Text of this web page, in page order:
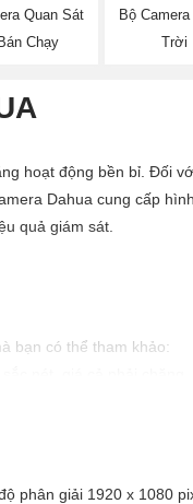
Quan Sát
Chạy
Bộ Camera
Trời
hoạt động bền bỉ. Đối
Dahua cung cấp
quả giám sát.
bạn có thể tham khảo:
đặt trong nhà hoặc
tốt, sắc nét.
phân giải 1920 x 1080